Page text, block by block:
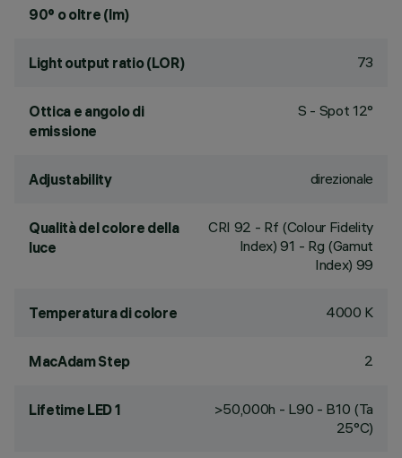
90° o oltre (lm)
Light output ratio (LOR) 73
Ottica e angolo di
emissione
S - Spot 12°
Adjustability direzionale
Qualità del colore della
luce
CRI 92 - Rf (Colour Fidelity
Index) 91 - Rg (Gamut
Index) 99
Temperatura di colore 4000 K
MacAdam Step 2
Lifetime LED 1
>50,000h - L90 - B10 (Ta
25°C)